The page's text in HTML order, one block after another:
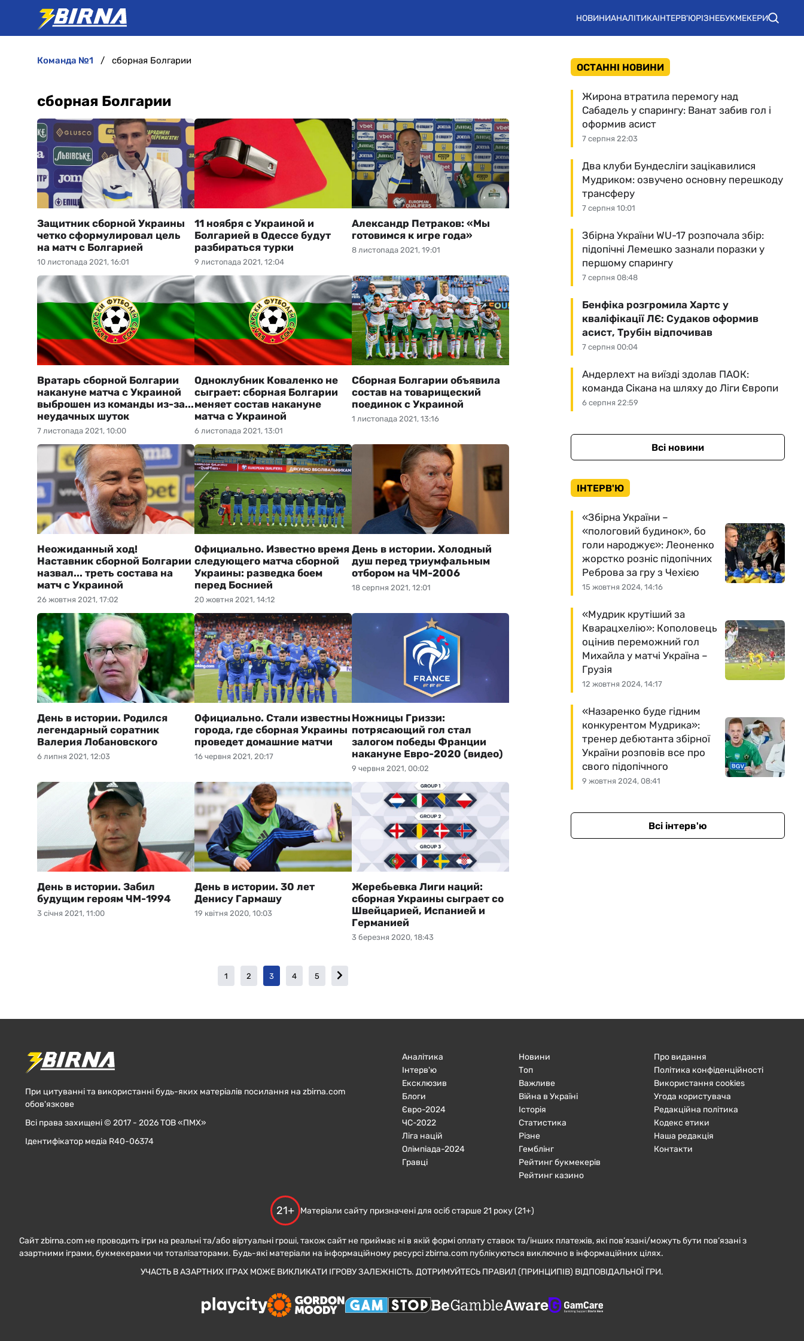
НОВИНИАНАЛІТИКАІНТЕРВ'ЮРІЗНЕБУКМЕКЕРИ
команда №1 сборная Болгарии
сборная Болгарии
10 листопада 2021, 16:01
Защитник сборной Украины
четко сформулировал цель
на матч с Болгарией
9 листопада 2021, 12:04
11 ноября с Украиной и
Болгарией в Одессе будут
разбираться турки
8 листопада 2021, 19:01
Александр Петраков: «Мы
готовимся к игре года»
7 листопада 2021, 10:00
Вратарь сборной Болгарии
накануне матча с Украиной
выброшен из команды из-за...
неудачных шуток
6 листопада 2021, 13:01
Одноклубник Коваленко не
сыграет: сборная Болгарии
меняет состав накануне
матча с Украиной
1 листопада 2021, 13:16
Сборная Болгарии объявила
состав на товарищеский
поединок с Украиной
26 жовтня 2021, 17:02
Неожиданный ход!
Наставник сборной Болгарии
назвал... треть состава на
матч с Украиной
20 жовтня 2021, 14:12
Официально. Известно время
следующего матча сборной
Украины: разведка боем
перед Боснией
18 серпня 2021, 12:01
День в истории. Холодный
душ перед триумфальным
отбором на ЧМ-2006
6 липня 2021, 12:03
День в истории. Родился
легендарный соратник
Валерия Лобановского
16 червня 2021, 20:17
Официально. Стали известны
города, где сборная Украины
проведет домашние матчи
9 червня 2021, 00:02
Ножницы Гриззи:
потрясающий гол стал
залогом победы Франции
накануне Евро-2020 (видео)
3 січня 2021, 11:00
День в истории. Забил
будущим героям ЧМ-1994
19 квітня 2020, 10:03
День в истории. 30 лет
Денису Гармашу
3 березня 2020, 18:43
Жеребьевка Лиги наций:
сборная Украины сыграет со
Швейцарией, Испанией и
Германией
1 2 3 4 5
ОСТАННІ НОВИНИ
7 серпня 22:03
Жирона втратила перемогу над
Сабадель у спарингу: Ванат забив гол і
оформив асист
7 серпня 10:01
Два клуби Бундесліги зацікавилися
Мудриком: озвучено основну перешкоду
трансферу
7 серпня 08:48
Збірна України WU-17 розпочала збір:
підопічні Лемешко зазнали поразки у
першому спарингу
7 серпня 00:04
Бенфіка розгромила Хартс у
кваліфікації ЛЄ: Судаков оформив
асист, Трубін відпочивав
6 серпня 22:59
Андерлехт на виїзді здолав ПАОК:
команда Сікана на шляху до Ліги Європи
Всі новини
ІНТЕРВ'Ю
15 жовтня 2024, 14:16
«Збірна України –
«пологовий будинок», бо
голи народжує»: Леоненко
жорстко розніс підопічних
Реброва за гру з Чехією
12 жовтня 2024, 14:17
«Мудрик крутіший за
Кварацхелію»: Кополовець
оцінив переможний гол
Михайла у матчі Україна –
Грузія
9 жовтня 2024, 08:41
«Назаренко буде гідним
конкурентом Мудрика»:
тренер дебютанта збірної
України розповів все про
свого підопічного
Всі інтерв'ю
При цитуванні та використанні будь-яких матеріалів посилання на zbirna.com
обов'язкове
Всі права захищені © 2017 - 2026 ТОВ «ПМХ»
Ідентифікатор медіа R40-06374
Аналітика
Інтерв'ю
Ексклюзив
Блоги
Євро-2024
ЧC-2022
Ліга націй
Олімпіада-2024
Гравці
Новини
Топ
Важливе
Війна в Україні
Історія
Статистика
Різне
Гемблінг
Рейтинг букмекерів
Рейтинг казино
Про видання
Політика конфіденційності
Використання cookies
Угода користувача
Редакційна політика
Кодекс етики
Наша редакція
Контакти
21+ Матеріали сайту призначені для осіб старше 21 року (21+)
Сайт zbirna.com не проводить ігри на реальні та/або віртуальні гроші, також сайт не приймає ні в якій формі оплату ставок та/інших платежів, які пов’язані/можуть бути пов’язані з
азартними іграми, букмекерами чи тоталізаторами. Будь-які матеріали на інформаційному ресурсі zbirna.com публікуються виключно в інформаційних цілях.
УЧАСТЬ В АЗАРТНИХ ІГРАХ МОЖЕ ВИКЛИКАТИ ІГРОВУ ЗАЛЕЖНІСТЬ. ДОТРИМУЙТЕСЬ ПРАВИЛ (ПРИНЦИПІВ) ВІДПОВІДАЛЬНОЇ ГРИ.